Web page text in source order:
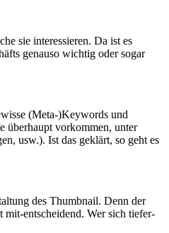
sie interessieren. Da ist es
genauso wichtig oder sogar
(Meta-)Keywords und
überhaupt vorkommen, unter
usw.). Ist das geklärt, so geht es
des Thumbnail. Denn der
mit-entscheidend. Wer sich tiefer-